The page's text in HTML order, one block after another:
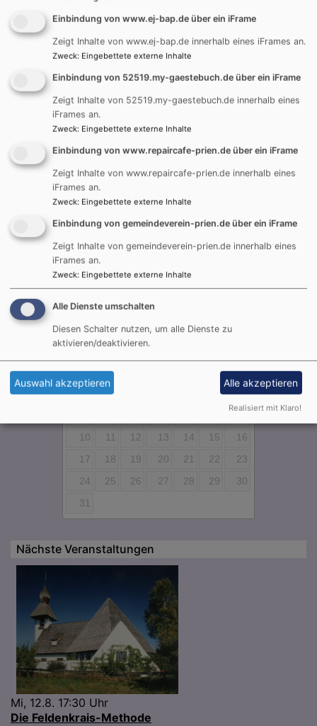
Es wurde noch kein Inhalt für die Startseite erstellt.
Spendenbutton
Jetzt Spenden
Evangelische-Termine Minikalender
August
Mo Di So
1
2
10
11 12 13 14 15
16
17
18 19 20 21 22
23
24
25 26 27 28 29
30
31
Nächste Veranstaltungen
Mi, 12.8. 17:30 Uhr
Die Feldenkrais-Methode
Einbindung von www.ej-bap.de über ein iFrame
Zeigt Inhalte von www.ej-bap.de innerhalb eines iFrames an.
Zweck: Eingebettete externe Inhalte
Einbindung von 52519.my-gaestebuch.de über ein iFrame
Zeigt Inhalte von 52519.my-gaestebuch.de innerhalb eines
iFrames an.
Zweck: Eingebettete externe Inhalte
Einbindung von www.repaircafe-prien.de über ein iFrame
Zeigt Inhalte von www.repaircafe-prien.de innerhalb eines
iFrames an.
Zweck: Eingebettete externe Inhalte
Einbindung von gemeindeverein-prien.de über ein iFrame
Zeigt Inhalte von gemeindeverein-prien.de innerhalb eines
iFrames an.
Zweck: Eingebettete externe Inhalte
Alle Dienste umschalten
Diesen Schalter nutzen, um alle Dienste zu
aktivieren/deaktivieren.
Auswahl akzeptieren Alle akzeptieren
Realisiert mit Klaro!